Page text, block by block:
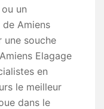
un
Amiens
une souche
Elagage
en
le meilleur
dans le